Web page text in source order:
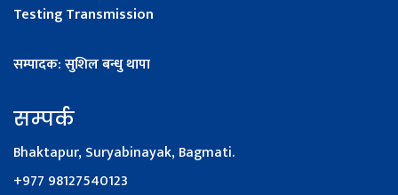
Testing Transmission
सम्पादक: सुशिल बन्धु थापा
सम्पर्क
Bhaktapur, Suryabinayak, Bagmati.
+977 98127540123